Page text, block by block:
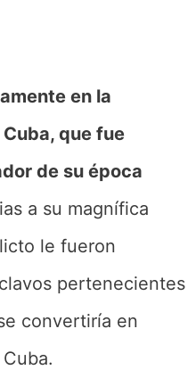
en la
que fue
de su época
a su magnífica
le fueron
pertenecientes
convertiría en